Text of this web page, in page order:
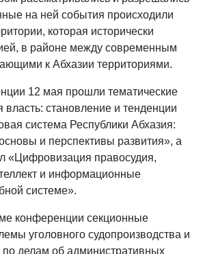
на ней события происходили
которая исторически
в районе между современным
к Абхазии территориями.
12 мая прошли тематические
власть: становление и тенденции
система Республики Абхазия:
и перспективы развития», а
«Цифровизация правосудия,
и информационные
системе».
конференции секционные
уголовного судопроизводства и
по делам об административных